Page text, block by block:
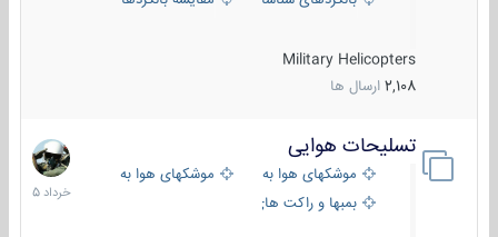
Military Helicopters
2,108 ارسال ها
تسلیحات هوایی
موشکهای هوا به هوا
موشکهای هوا به سطح
بمبها و راکت های هوایی
30
خرداد
1405